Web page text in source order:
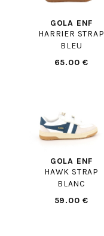
GOLA ENF
HARRIER STRAP
BLEU
65.00 €
GOLA ENF
HAWK STRAP
BLANC
59.00 €